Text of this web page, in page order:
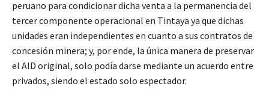
peruano para condicionar dicha venta a la permanencia del
tercer componente operacional en Tintaya ya que dichas
unidades eran independientes en cuanto a sus contratos de
concesión minera; y, por ende, la única manera de preservar
el AID original, solo podía darse mediante un acuerdo entre
privados, siendo el estado solo espectador.